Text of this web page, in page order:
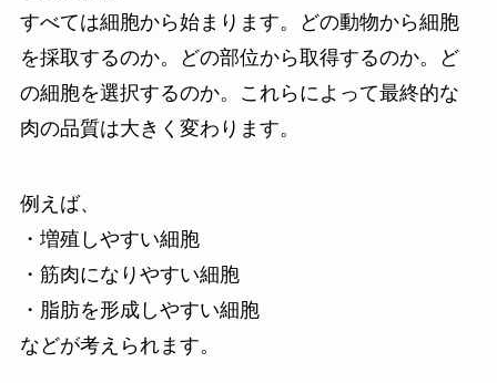
すべては細胞から始まります。どの動物から細胞
を採取するのか。どの部位から取得するのか。ど
の細胞を選択するのか。これらによって最終的な
肉の品質は大きく変わります。
例えば、
・増殖しやすい細胞
・筋肉になりやすい細胞
・脂肪を形成しやすい細胞
などが考えられます。